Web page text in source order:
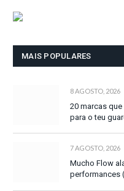
MAIS POPULARES
8 AGOSTO, 2026
20 marcas
para o teu
7 AGOSTO, 2026
Mucho Flow
performances